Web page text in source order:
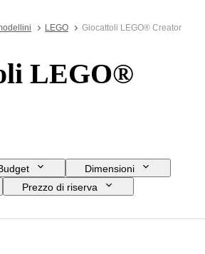
LEGO Giocattoli LEGO® Creator
LEGO®
Dimensioni
Prezzo di riserva